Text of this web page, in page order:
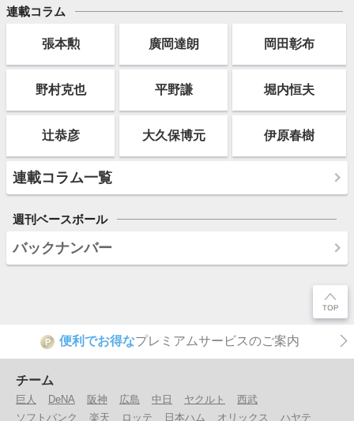
連載コラム
張本勲 廣岡達朗 岡田彰布
野村克也 平野謙 堀内恒夫
辻恭彦 大久保博元 伊原春樹
連載コラム一覧
週刊ベースボール
バックナンバー
P 便利でお得なプレミアムサービスのご案内
チーム
巨人 DeNA 阪神 広島 中日 ヤクルト
西武
ソフトバンク
楽天 ロッテ 日本ハム オリックス ハヤテ